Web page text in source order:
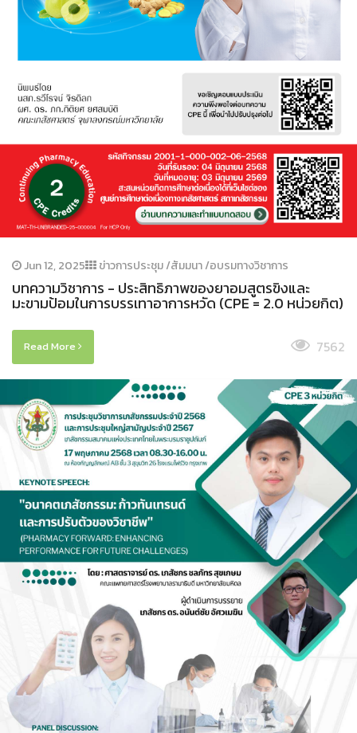
Jun 12, 2025 ข่าวการประชุม /สัมมนา /อบรมทางวิชาการ
บทความวิชาการ - ประสิทธิภาพของยาอมสูตรขิงและ
มะขามป้อมในการบรรเทาอาการหวัด (CPE = 2.0 หน่วยกิต)
Read More 7562